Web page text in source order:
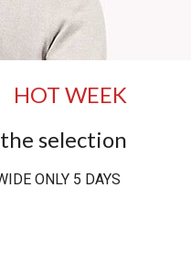
HOT WEEK
selection
ONLY 5 DAYS